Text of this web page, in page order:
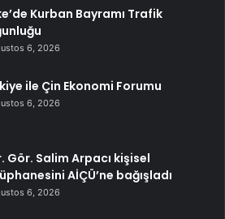
Kurban Bayramı Trafik
6, 2026
ile Çin Ekonomi Forumu
6, 2026
Gör. Salim Arpacı kişisel
AİÇÜ’ne bağışladı
6, 2026